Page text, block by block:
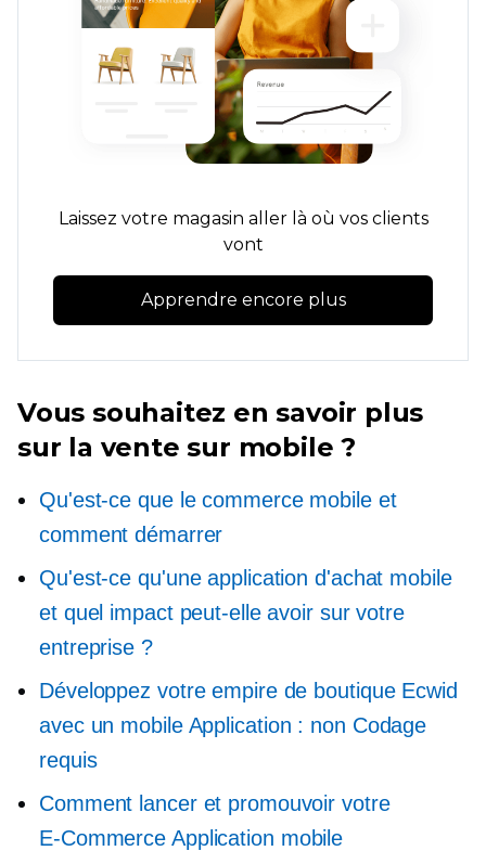
Laissez votre magasin aller là où vos clients
vont
Apprendre encore plus
Vous souhaitez en savoir plus
sur la vente sur mobile ?
Qu'est-ce que le commerce mobile et
comment démarrer
Qu'est-ce qu'une application d'achat mobile
et quel impact peut-elle avoir sur votre
entreprise ?
Développez votre empire de boutique Ecwid
avec un mobile Application : non Codage
requis
Comment lancer et promouvoir votre
E-Commerce Application mobile